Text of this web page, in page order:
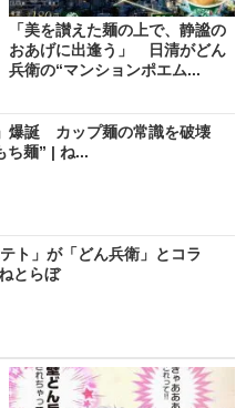
「美を讃えた麺の上で、静謐の
おあげに出逢う」 日清がどん
兵衛の“マンションポエム...
爆誕 カップ麺の常識を破壊
ち麺” | ね...
ト」が「どん兵衛」とコラ
とらぼ